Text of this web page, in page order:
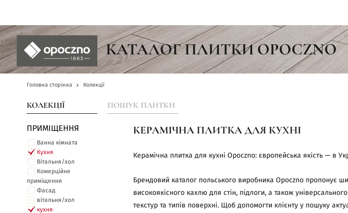
КАТАЛОГ ПЛИТКИ OPOCZNO
Головна сторінка Колекції
КОЛЕКЦІЇ ПОШУК ПЛИТКИ
ПРИМІЩЕННЯ
Ванна кімната
Кухня
Вітальня/хол
Комерційне
приміщення
Фасад
вітальня/хол
кухня
КЕРАМІЧНА ПЛИТКА ДЛЯ КУХНІ
Керамічна плитка для кухні Opoczno: європейська якість — в
Брендовий каталог польського виробника Opoczno пропонує
високоякісного кахлю для стін, підлоги, а також
текстур та типів поверхні. Щоб допомогти клієнту у пошуку